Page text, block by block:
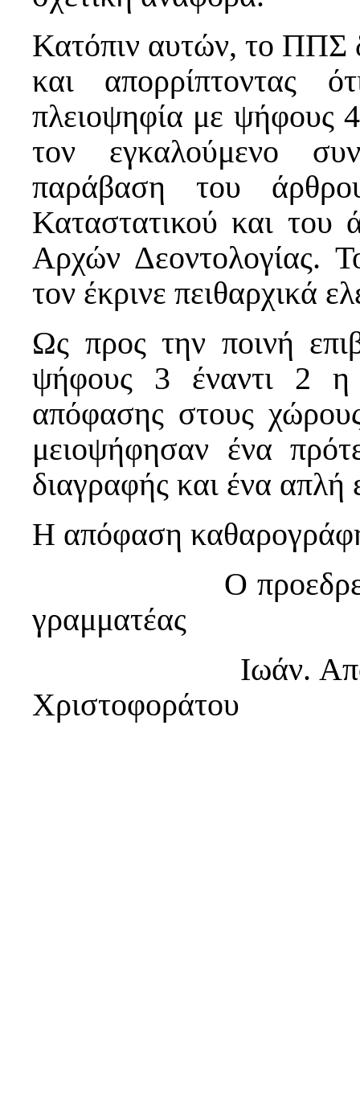
Κατόπιν αυτών, το ΠΠΣ
και απορρίπτοντας
πλειοψηφία με ψήφους 4
τον εγκαλούμενο
παράβαση του
Καταστατικού και του
Αρχών Δεοντολογίας.
τον έκρινε πειθαρχικά
Ως προς την ποινή
ψήφους 3 έναντι 2 η
απόφασης στους
μειοψήφησαν ένα
διαγραφής και ένα απλή
Η απόφαση
Ο
γραμματέας
Ιωάν.
Χριστοφοράτου